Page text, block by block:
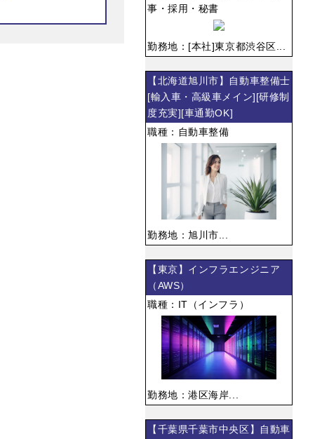
事・採用・秘書
勤務地：[本社]東京都渋谷区...
【北海道旭川市】自動車整備士
[輸入車・高級車メイン][研修制
度充実][車通勤OK]
職種：自動車整備
勤務地：旭川市...
【東京】インフラエンジニア
（AWS）
職種：IT（インフラ）
勤務地：港区海岸...
【千葉県千葉市中央区】自動車